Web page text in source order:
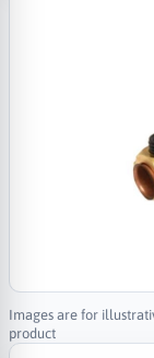
Images are for
product